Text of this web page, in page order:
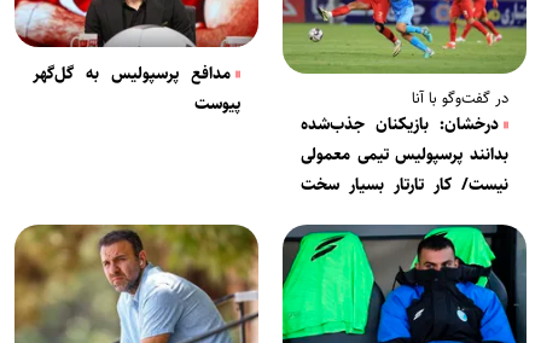
در گفت‌وگو با آنا
درخشان: بازیکنان جذب‌شده
بدانند پرسپولیس تیمی معمولی
نیست/ کار تارتار بسیار سخت
مدافع پرسپولیس به گل‌گهر
پیوست